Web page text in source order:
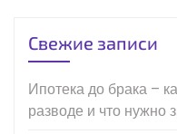
Свежие записи
Ипотека до брака –
разводе и что нужно